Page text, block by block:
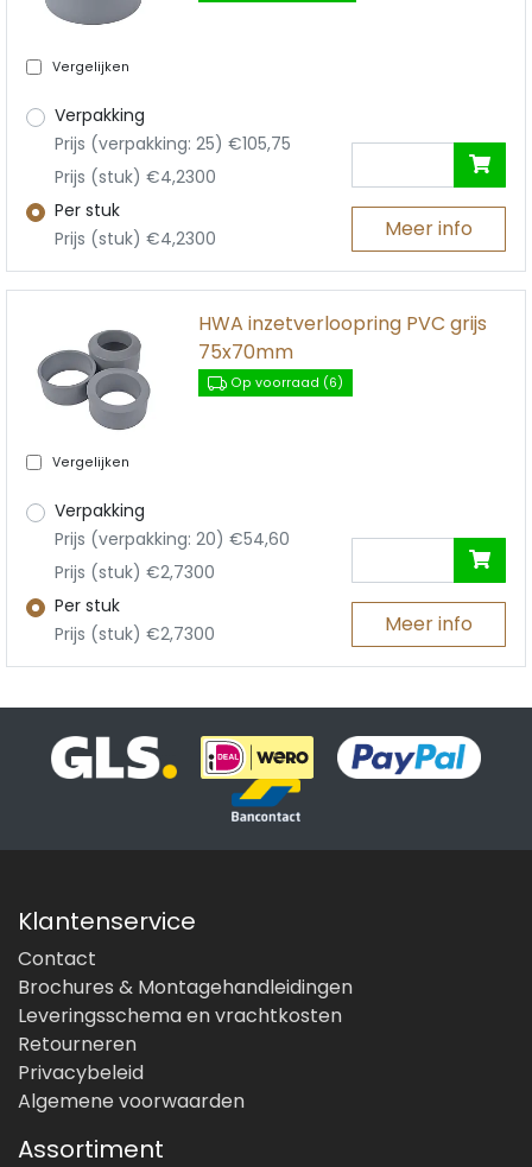
Vergelijken
Verpakking
Prijs (verpakking: 25) €105,75
Prijs (stuk) €4,2300
Per stuk
Prijs (stuk) €4,2300
Meer info
Vergelijken
HWA inzetverloopring PVC grijs
75x70mm
Op voorraad (6)
Verpakking
Prijs (verpakking: 20) €54,60
Prijs (stuk) €2,7300
Per stuk
Prijs (stuk) €2,7300
Meer info
Klantenservice
Contact
Brochures & Montagehandleidingen
Leveringsschema en vrachtkosten
Retourneren
Privacybeleid
Algemene voorwaarden
Assortiment